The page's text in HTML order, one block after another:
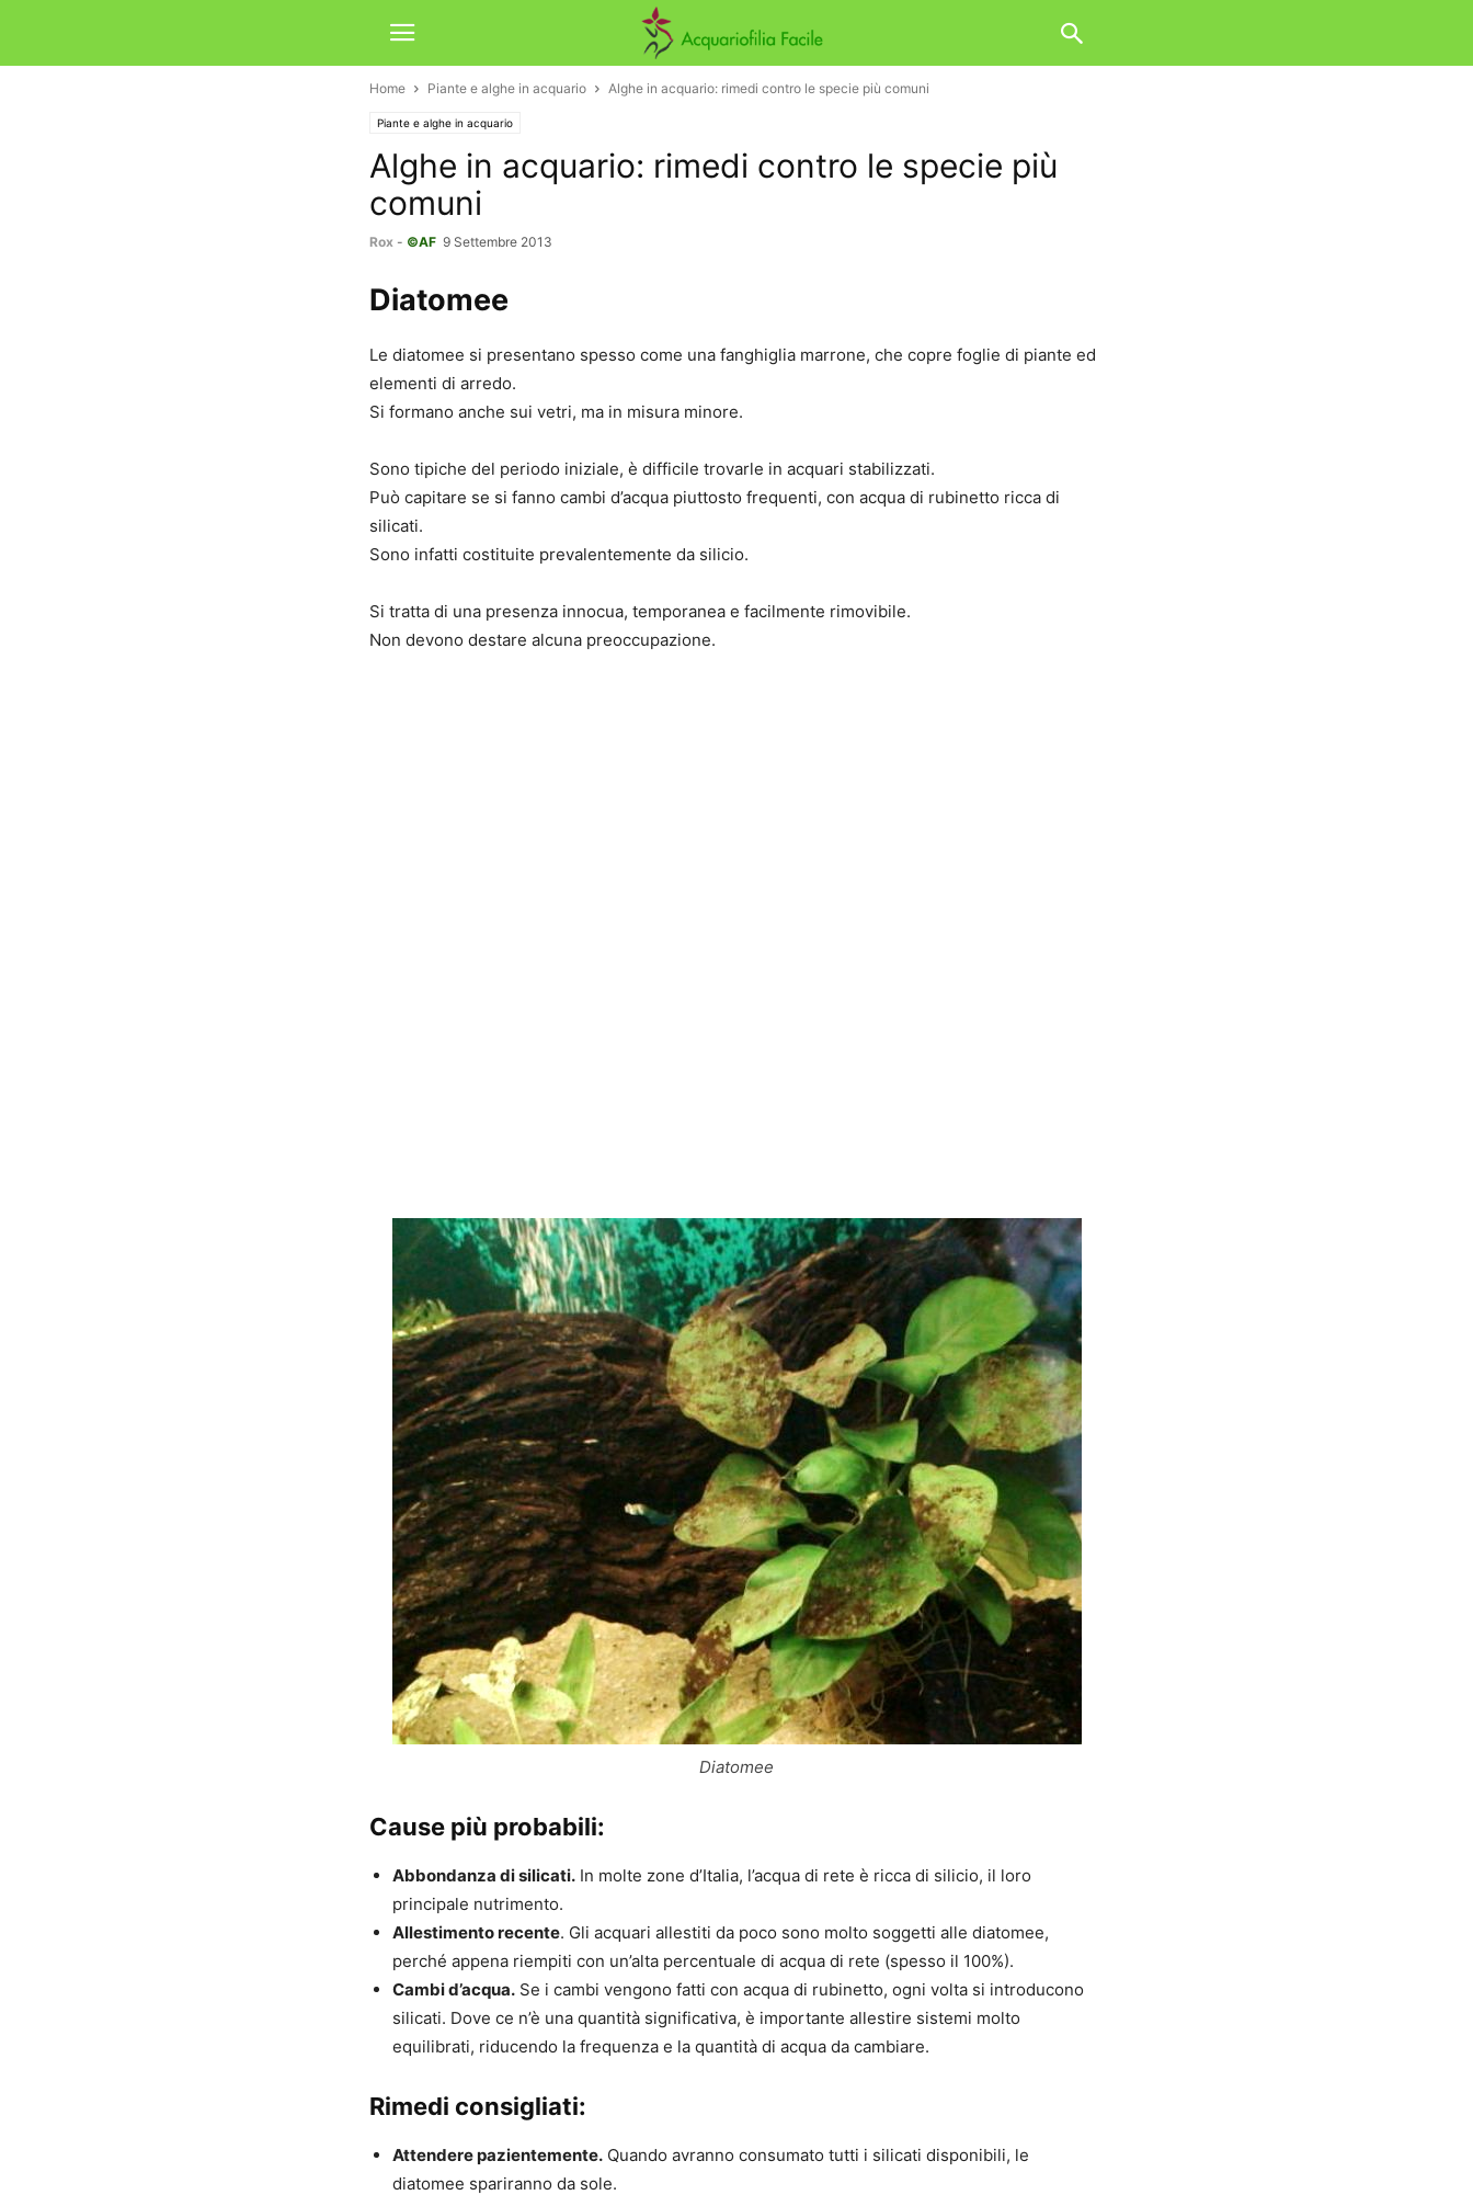
Home Piante e alghe in acquario Alghe in acquario: rimedi contro le specie più comuni
Piante e alghe in acquario
Alghe in acquario: rimedi contro le specie più
comuni
Rox - ©AF 9 Settembre 2013
Diatomee
Le diatomee si presentano spesso come una fanghiglia marrone, che copre foglie di piante ed
elementi di arredo.
Si formano anche sui vetri, ma in misura minore.
Sono tipiche del periodo iniziale, è difficile trovarle in acquari stabilizzati.
Può capitare se si fanno cambi d’acqua piuttosto frequenti, con acqua di rubinetto ricca di
silicati.
Sono infatti costituite prevalentemente da silicio.
Si tratta di una presenza innocua, temporanea e facilmente rimovibile.
Non devono destare alcuna preoccupazione.
Diatomee
Cause più probabili:
Abbondanza di silicati. In molte zone d’Italia, l’acqua di rete è ricca di silicio, il loro
principale nutrimento.
Allestimento recente. Gli acquari allestiti da poco sono molto soggetti alle diatomee,
perché appena riempiti con un’alta percentuale di acqua di rete (spesso il 100%).
Cambi d’acqua. Se i cambi vengono fatti con acqua di rubinetto, ogni volta si introducono
silicati. Dove ce n’è una quantità significativa, è importante allestire sistemi molto
equilibrati, riducendo la frequenza e la quantità di acqua da cambiare.
Rimedi consigliati:
Attendere pazientemente. Quando avranno consumato tutti i silicati disponibili, le
diatomee spariranno da sole.